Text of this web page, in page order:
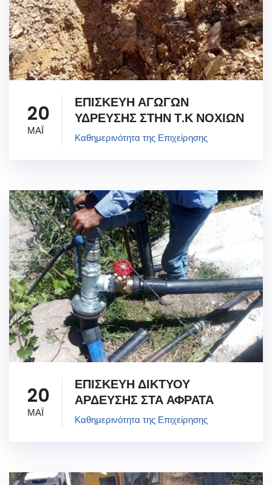
20
ΜΑΪ
ΕΠΙΣΚΕΥΗ ΑΓΩΓΩΝ
ΥΔΡΕΥΣΗΣ ΣΤΗΝ Τ.Κ ΝΟΧΙΩΝ
Καθημερινότητα της Επιχείρησης
20
ΜΑΪ
ΕΠΙΣΚΕΥΗ ΔΙΚΤΥΟΥ
ΑΡΔΕΥΣΗΣ ΣΤΑ ΑΦΡΑΤΑ
Καθημερινότητα της Επιχείρησης